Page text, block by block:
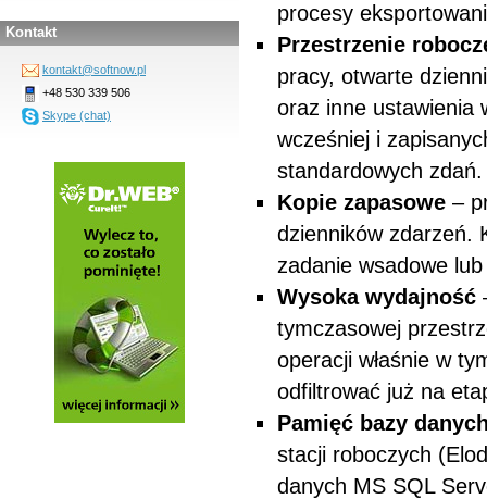
Kontakt
kontakt@softnow.pl
+48 530 339 506
Skype (chat)
procesy
Przestrzenie
pracy, otwarte
oraz inne ustawienia
wcześniej i
standardowych
Kopie zapasowe –
dzienników zdarzeń.
zadanie wsadowe
Wysoka wydajność
tymczasowej
operacji właśnie w
odfiltrować już na
Pamięć bazy
stacji roboczych
danych MS SQL